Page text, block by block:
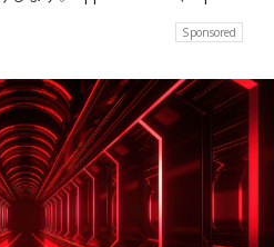
Sponsored